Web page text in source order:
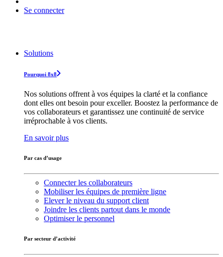
Se connecter
Solutions
Pourquoi 8x8
Nos solutions offrent à vos équipes la clarté et la confiance
dont elles ont besoin pour exceller. Boostez la performance de
vos collaborateurs et garantissez une continuité de service
irréprochable à vos clients.
En savoir plus
Par cas d’usage
Connecter les collaborateurs
Mobiliser les équipes de première ligne
Elever le niveau du support client
Joindre les clients partout dans le monde
Optimiser le personnel
Par secteur d’activité